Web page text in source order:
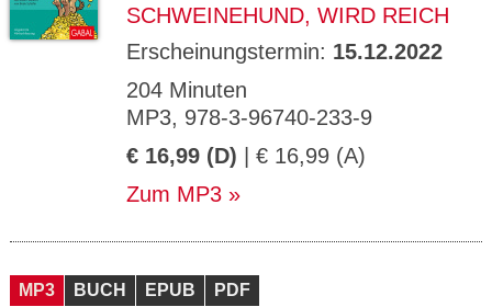
SCHWEINEHUND, WIRD REICH
Erscheinungstermin: 15.12.2022
204 Minuten
MP3, 978-3-96740-233-9
€ 16,99 (D) | € 16,99 (A)
Zum MP3
MP3 BUCH EPUB PDF